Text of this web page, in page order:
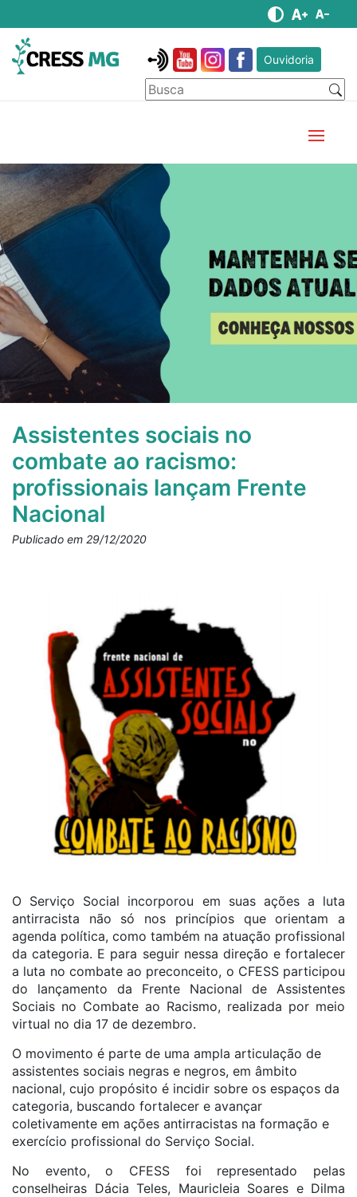
Ouvidoria
Assistentes sociais no
combate ao racismo:
profissionais lançam Frente
Nacional
Publicado em 29/12/2020
O Serviço Social incorporou em suas ações a luta
antirracista não só nos princípios que orientam a
agenda política, como também na atuação profissional
da categoria. E para seguir nessa direção e fortalecer
a luta no combate ao preconceito, o CFESS participou
do lançamento da Frente Nacional de Assistentes
Sociais no Combate ao Racismo, realizada por meio
virtual no dia 17 de dezembro.
O movimento é parte de uma ampla articulação de
assistentes sociais negras e negros, em âmbito
nacional, cujo propósito é incidir sobre os espaços da
categoria, buscando fortalecer e avançar
coletivamente em ações antirracistas na formação e
exercício profissional do Serviço Social.
No evento, o CFESS foi representado pelas
conselheiras Dácia Teles, Mauricleia Soares e Dilma